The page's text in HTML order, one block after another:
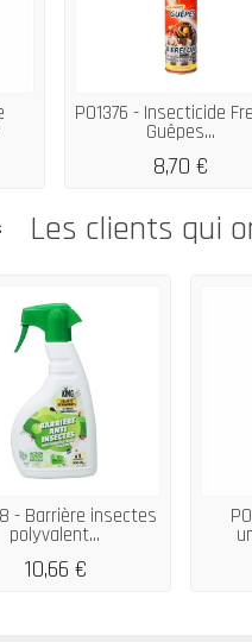
P01376 - Insecticide
Guêpes...
8,70 €
Les clients qui
- Barrière insectes
polyvalent...
10,66 €